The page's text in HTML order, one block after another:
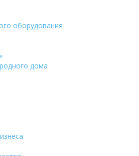
оборудования
дома